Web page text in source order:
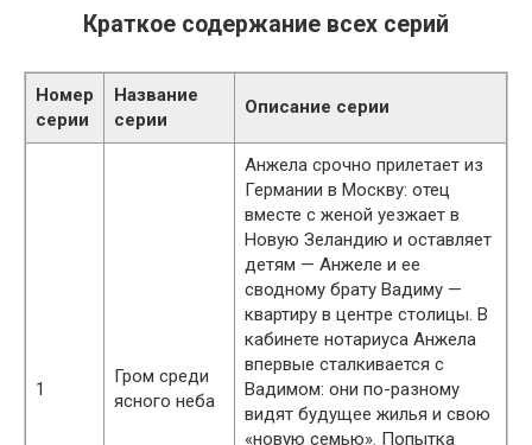
Краткое содержание всех серий
Номер
серии
Название
серии
Описание серии
1
Гром среди
ясного неба
Анжела срочно прилетает из
Германии в Москву: отец
вместе с женой уезжает в
Новую Зеландию и оставляет
детям — Анжеле и ее
сводному брату Вадиму —
квартиру в центре столицы. В
кабинете нотариуса Анжела
впервые сталкивается с
Вадимом: они по-разному
видят будущее жилья и свою
«новую семью». Попытка